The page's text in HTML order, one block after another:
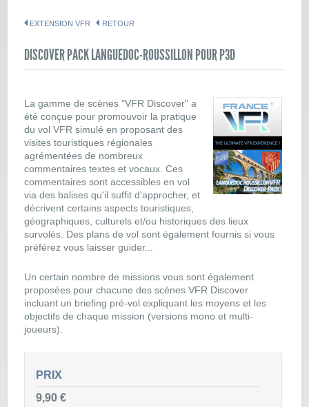
EXTENSION VFR RETOUR
DISCOVER PACK LANGUEDOC-ROUSSILLON POUR P3D
La gamme de scènes "VFR Discover" a
été conçue pour promouvoir la pratique
du vol VFR simulé en proposant des
visites touristiques régionales
agrémentées de nombreux
commentaires textes et vocaux. Ces
commentaires sont accessibles en vol
via des balises qu'il suffit d'approcher, et
décrivent certains aspects touristiques,
géographiques, culturels et/ou historiques des lieux
survolés. Des plans de vol sont également fournis si vous
préférez vous laisser guider...
Un certain nombre de missions vous sont également
proposées pour chacune des scènes VFR Discover
incluant un briefing pré-vol expliquant les moyens et les
objectifs de chaque mission (versions mono et multi-
joueurs).
PRIX
9,90 €